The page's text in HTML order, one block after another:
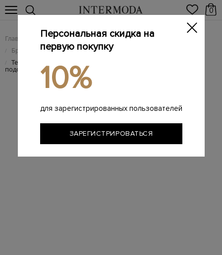
0
Главная Мужчинам / Брендовая мужская обувь
/ Брендовые мужские кеды
/ Текстильные кеды Quinn на контрастной брендированной
подошве
Персональная скидка на
первую покупку
10%
для зарегистрированных пользователей
ЗАРЕГИСТРИРОВАТЬСЯ